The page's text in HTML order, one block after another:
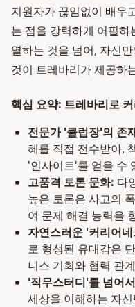
지원자가 끊임없이 배우
는 점을 강력하게 어필
열하는 것을 넘어, 자신
것이 트레바리가 제공하
핵심 요약: 트레바리로
전문가 '클럽장'의 존
혜를 직접 전수받아,
'인사이트'를 얻을 수
고품격 토론 문화: 다
높은 토론은 사고의
여 문제 해결 능력을
자연스러운 '커리어
로 형성된 유대감은
니스 기회와 협력 관
'직무스터디'를 넘어
세상을 이해하는 자